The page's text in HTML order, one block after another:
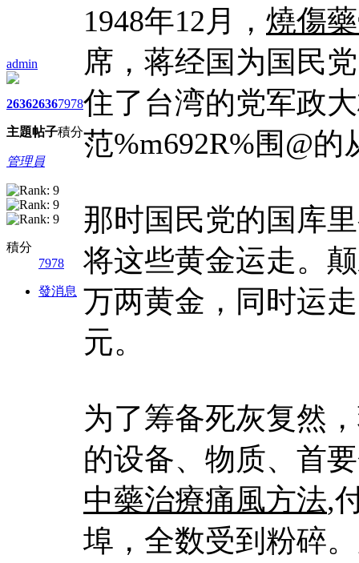
admin
2636
主題
2636
帖子
7978
積分
管理員
積分
7978
發消息
1948年12月， 燒傷
席，蒋经国为国民
住了台湾的党军政
范%m692R%围@
那时国民党的国库
将这些黄金运走。
万两黄金，同时运
元。
为了筹备死灰复然
的设备、物质、首
中藥治療痛風方法,
埠，全数受到粉碎